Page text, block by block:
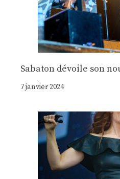
Sabaton dévoile son
7 janvier 2024